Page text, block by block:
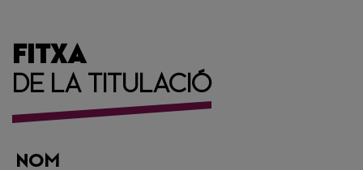
FITXA
DE LA TITULACIÓ
NOM